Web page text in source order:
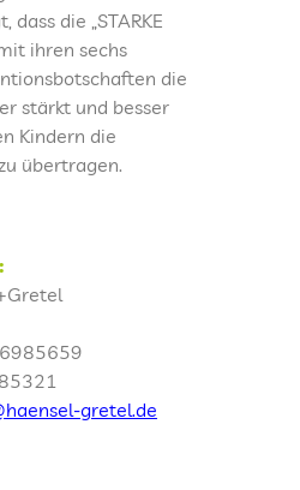
dass die „STARKE
mit ihren sechs
die
stärkt und besser
Kindern die
übertragen.
gretel.de